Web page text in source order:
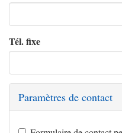
Tél. fixe
Paramètres de contact